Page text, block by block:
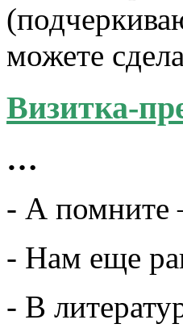
можете
Визитка-
…
- А помните
- Нам еще
- В